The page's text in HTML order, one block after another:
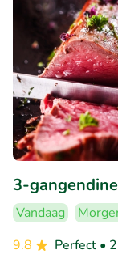
3-
Vandaag
9.8
Perfect •